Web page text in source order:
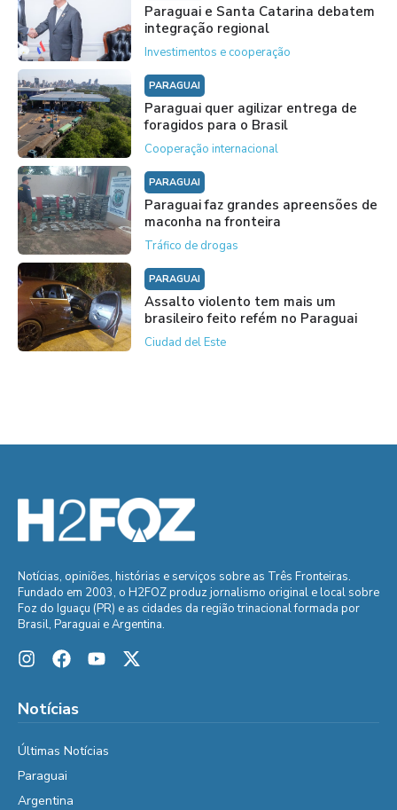
Paraguai e Santa Catarina debatem
integração regional
Investimentos e cooperação
PARAGUAI
Paraguai quer agilizar entrega de
foragidos para o Brasil
Cooperação internacional
PARAGUAI
Paraguai faz grandes apreensões de
maconha na fronteira
Tráfico de drogas
PARAGUAI
Assalto violento tem mais um
brasileiro feito refém no Paraguai
Ciudad del Este
Notícias, opiniões, histórias e serviços sobre as Três Fronteiras.
Fundado em 2003, o H2FOZ produz jornalismo original e local sobre
Foz do Iguaçu (PR) e as cidades da região trinacional formada por
Brasil, Paraguai e Argentina.
Notícias
Últimas Notícias
Paraguai
Argentina